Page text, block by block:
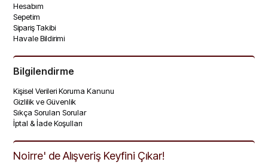
Hesabım
Sepetim
Sipariş Takibi
Havale Bildirimi
Bilgilendirme
Kişisel Verileri Koruma Kanunu
Gizlilik ve Güvenlik
Sıkça Sorulan Sorular
İptal & İade Koşulları
Noirre' de Alışveriş Keyfini Çıkar!